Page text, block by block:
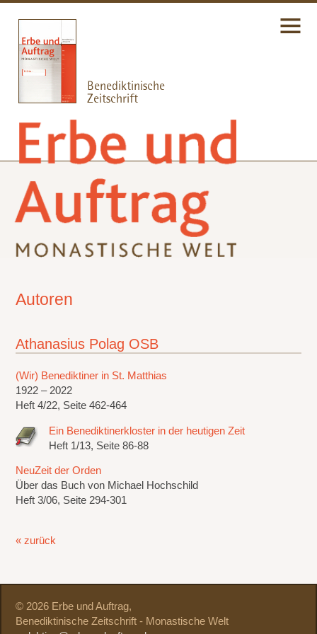
Autoren
Athanasius Polag OSB
(Wir) Benediktiner in St. Matthias
1922 – 2022
Heft 4/22, Seite 462-464
Ein Benediktinerkloster in der heutigen Zeit
Heft 1/13, Seite 86-88
NeuZeit der Orden
Über das Buch von Michael Hochschild
Heft 3/06, Seite 294-301
« zurück
© 2026 Erbe und Auftrag,
Benediktinische Zeitschrift - Monastische Welt